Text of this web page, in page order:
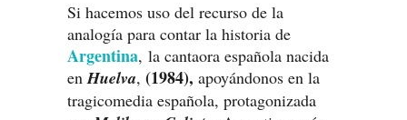
Si hacemos uso del recurso de la
analogía para contar la historia de
Argentina, la cantaora española nacida
enHuelva, (1984), apoyándonos en la
tragicomedia española, protagonizada